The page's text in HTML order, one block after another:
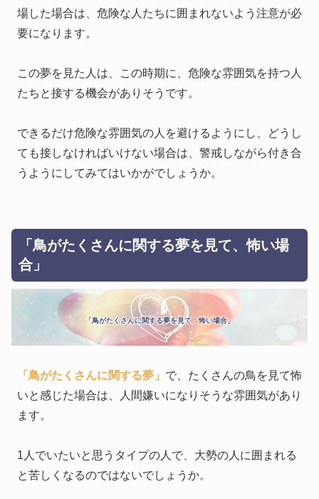
場した場合は、危険な人たちに囲まれないよう注意が必
要になります。
この夢を見た人は、この時期に、危険な雰囲気を持つ人
たちと接する機会がありそうです。
できるだけ危険な雰囲気の人を避けるようにし、どうし
ても接しなければいけない場合は、警戒しながら付き合
うようにしてみてはいかがでしょうか。
「鳥がたくさんに関する夢を見て、怖い場
合」
「鳥がたくさんに関する夢を見て、怖い場合」
「鳥がたくさんに関する夢」 で、たくさんの鳥を見て怖
いと感じた場合は、人間嫌いになりそうな雰囲気があり
ます。
1人でいたいと思うタイプの人で、大勢の人に囲まれる
と苦しくなるのではないでしょうか。